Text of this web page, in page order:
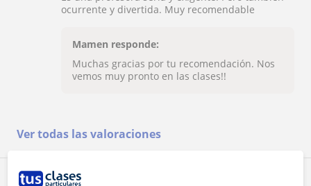
ocurrente y divertida. Muy recomendable
Mamen responde:
Muchas gracias por tu recomendación. Nos
vemos muy pronto en las clases!!
Ver todas las valoraciones